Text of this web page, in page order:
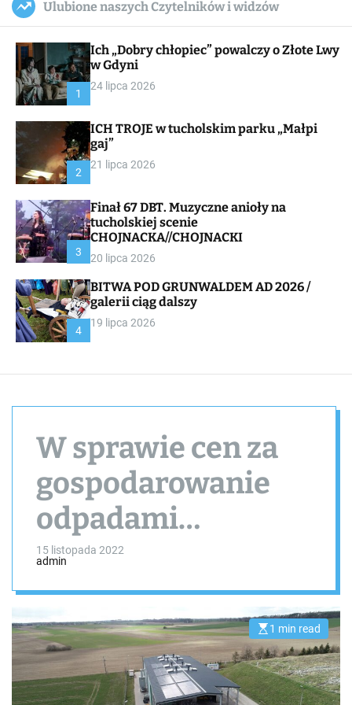
c
a
a
s
W
i
e
l
c
Ulubione naszych Czytelników i widzów
1
Ich „Dobry chłopiec” powalczy o Złote Lwy
w Gdyni
24 lipca 2026
2
ICH TROJE w tucholskim parku „Małpi
gaj”
21 lipca 2026
3
Finał 67 DBT. Muzyczne anioły na
tucholskiej scenie
CHOJNACKA//CHOJNACKI
20 lipca 2026
4
BITWA POD GRUNWALDEM AD 2026 /
galerii ciąg dalszy
19 lipca 2026
W sprawie cen za
gospodarowanie
odpadami
komunalnymi w
gm. /
AKTUALIZACJA
15 listopada 2022
admin
E
s
t
i
m
a
t
1 min read